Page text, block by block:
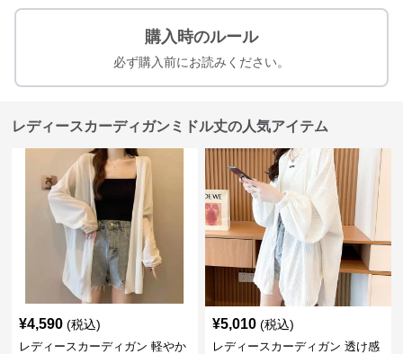
購入時のルール
必ず購入前にお読みください。
レディースカーディガンミドル丈の人気アイテム
¥4,590 (税込)
レディースカーディガン 軽やか
¥5,010 (税込)
レディースカーディガン 透け感